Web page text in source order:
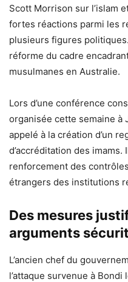
Scott Morrison sur l’islam
fortes réactions parmi les
plusieurs figures
réforme du cadre
musulmanes en Australie.
Lors d’une conférence
organisée cette semaine à
appelé à la création d’un
d’accréditation des
renforcement des
étrangers des institutions
Des mesures
arguments
L’ancien chef du
l’attaque survenue à Bondi